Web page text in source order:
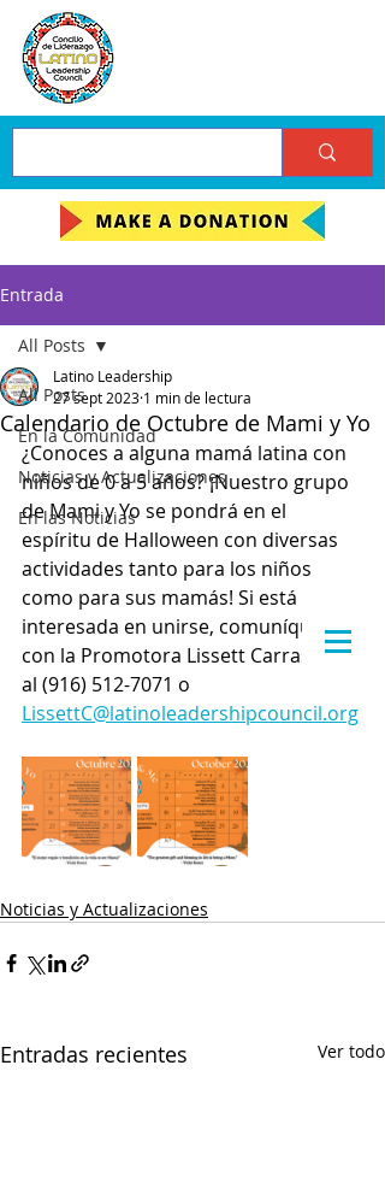
Entrada
All Posts
En la Comunidad
Noticias y Actualizaciones
En las Noticias
All Posts
Calendario de Octubre de Mami y Yo
Latino Leadership
27 sept 2023 1 min de lectura
¿Conoces a alguna mamá latina con
niños de 0 a 5 años? ¡Nuestro grupo
de Mami y Yo se pondrá en el
espíritu de Halloween con diversas
actividades tanto para los niños
como para sus mamás! Si está
interesada en unirse, comuníquese
con la Promotora Lissett Carrasquel
al (916) 512-7071 o
LissettC@latinoleadershipcouncil.org
Noticias y Actualizaciones
Entradas recientes Ver todo